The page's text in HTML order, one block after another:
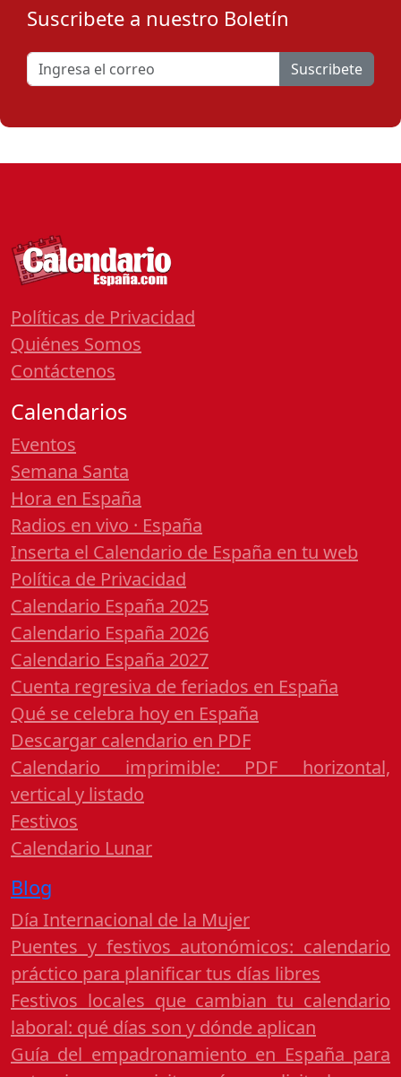
Suscribete a nuestro Boletín
Suscribete
Políticas de Privacidad
Quiénes Somos
Contáctenos
Calendarios
Eventos
Semana Santa
Hora en España
Radios en vivo · España
Inserta el Calendario de España en tu web
Política de Privacidad
Calendario España 2025
Calendario España 2026
Calendario España 2027
Cuenta regresiva de feriados en España
Qué se celebra hoy en España
Descargar calendario en PDF
Calendario imprimible: PDF horizontal,
vertical y listado
Festivos
Calendario Lunar
Blog
Día Internacional de la Mujer
Puentes y festivos autonómicos: calendario
práctico para planificar tus días libres
Festivos locales que cambian tu calendario
laboral: qué días son y dónde aplican
Guía del empadronamiento en España para